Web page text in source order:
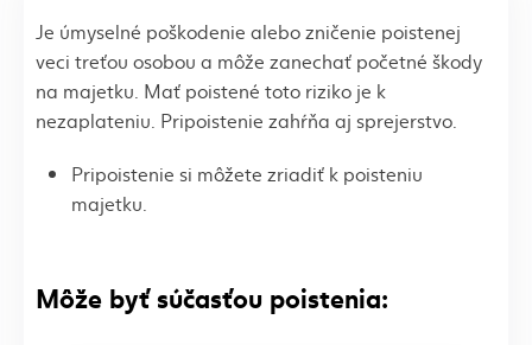
Je úmyselné poškodenie alebo zničenie poistenej
veci treťou osobou a môže zanechať početné škody
na majetku. Mať poistené toto riziko je k
nezaplateniu. Pripoistenie zahŕňa aj sprejerstvo.
Pripoistenie si môžete zriadiť k poisteniu
majetku.
Môže byť súčasťou poistenia: